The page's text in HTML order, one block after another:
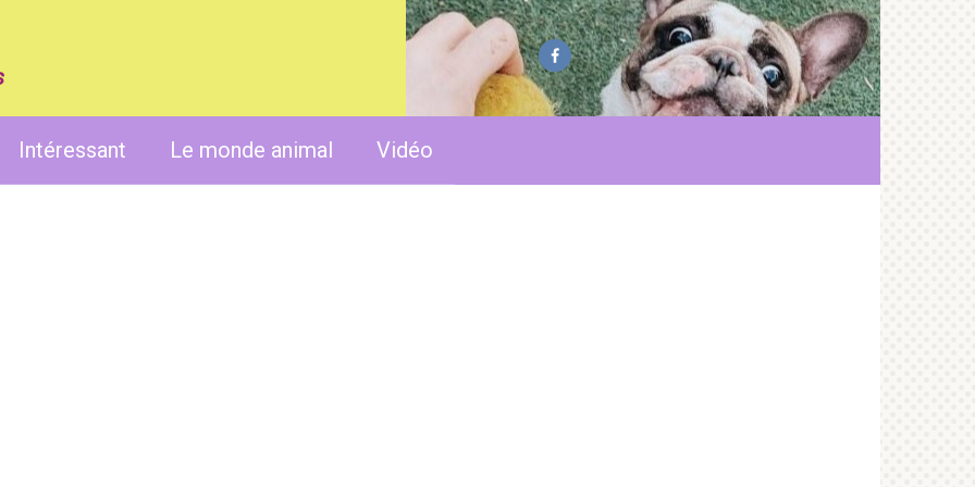
Intéressant Le monde animal Vidéo